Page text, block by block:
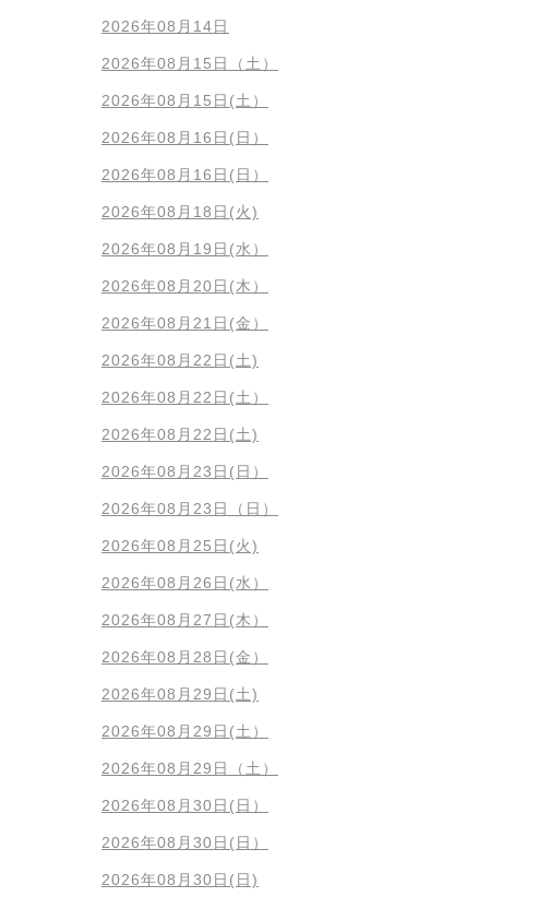
2026年08月14日
2026年08月15日（土）
2026年08月15日(土）
2026年08月16日(日）
2026年08月16日(日）
2026年08月18日(火)
2026年08月19日(水）
2026年08月20日(木）
2026年08月21日(金）
2026年08月22日(土)
2026年08月22日(土）
2026年08月22日(土)
2026年08月23日(日）
2026年08月23日（日）
2026年08月25日(火)
2026年08月26日(水）
2026年08月27日(木）
2026年08月28日(金）
2026年08月29日(土)
2026年08月29日(土）
2026年08月29日（土）
2026年08月30日(日）
2026年08月30日(日）
2026年08月30日(日)